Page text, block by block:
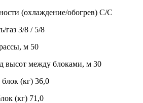
(охлаждение/обогрев) С/С
газ 3/8 / 5/8
м 50
высот между блоками, м 30
(кг) 36,0
(кг) 71,0